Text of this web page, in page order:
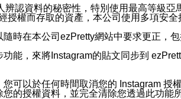
認資料的秘密性，特別使用最高等級
權而存取的資產，本公司使用多項安
時在本公司ezPretty網站中要求更正，包
能，來將Instagram的貼文同步到
可以於任何時間取消您的 Instagram
的授權資料，並完全清除您透過此功能